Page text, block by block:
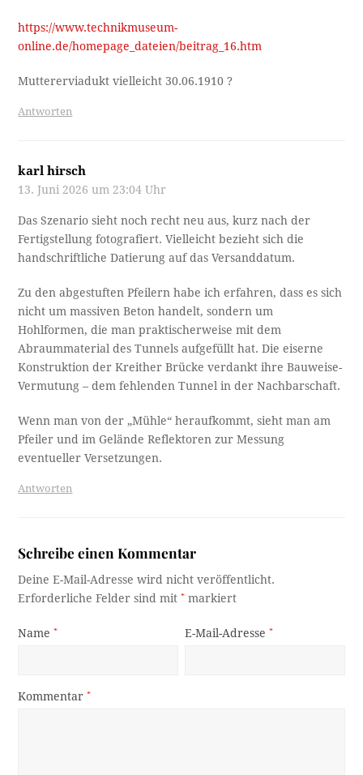
https://www.technikmuseum-
online.de/homepage_dateien/beitrag_16.htm
Muttererviadukt vielleicht 30.06.1910 ?
Antworten
karl hirsch
13. Juni 2026 um 23:04 Uhr
Das Szenario sieht noch recht neu aus, kurz nach der
Fertigstellung fotografiert. Vielleicht bezieht sich die
handschriftliche Datierung auf das Versanddatum.
Zu den abgestuften Pfeilern habe ich erfahren, dass es sich
nicht um massiven Beton handelt, sondern um
Hohlformen, die man praktischerweise mit dem
Abraummaterial des Tunnels aufgefüllt hat. Die eiserne
Konstruktion der Kreither Brücke verdankt ihre Bauweise-
Vermutung – dem fehlenden Tunnel in der Nachbarschaft.
Wenn man von der „Mühle“ heraufkommt, sieht man am
Pfeiler und im Gelände Reflektoren zur Messung
eventueller Versetzungen.
Antworten
Schreibe einen Kommentar
Deine E-Mail-Adresse wird nicht veröffentlicht.
Erforderliche Felder sind mit* markiert
Name* E-Mail-Adresse*
Kommentar*